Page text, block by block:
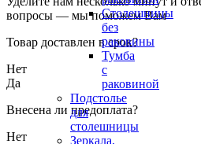
Столешницы
без
раковины
Тумба
с
раковиной
Подстолье
для
столешницы
Зеркала,
вопросы — мы поможем Вам
Товар доставлен в срок?
Нет
Да
Внесена ли предоплата?
Нет